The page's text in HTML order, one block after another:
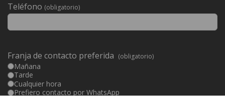
Teléfono (obligatorio)
Franja de contacto preferida (obligatorio)
Mañana
Tarde
Cualquier hora
Prefiero contacto por WhatsApp